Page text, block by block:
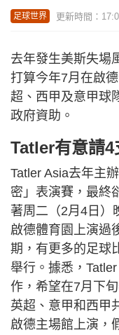
足球世界 更新時間：
去年發生美斯失場
打算今年7月在啟
超、西甲及意甲球
政府資助。
Tatler有意請4
Tatler Asia去年主
密」表演賽，最終
著周二（2月4日）
啟德體育園上演過
期，有更多的足球
舉行。據悉，
作，希望在7月下
英超、意甲和西甲
啟德主場館上演，